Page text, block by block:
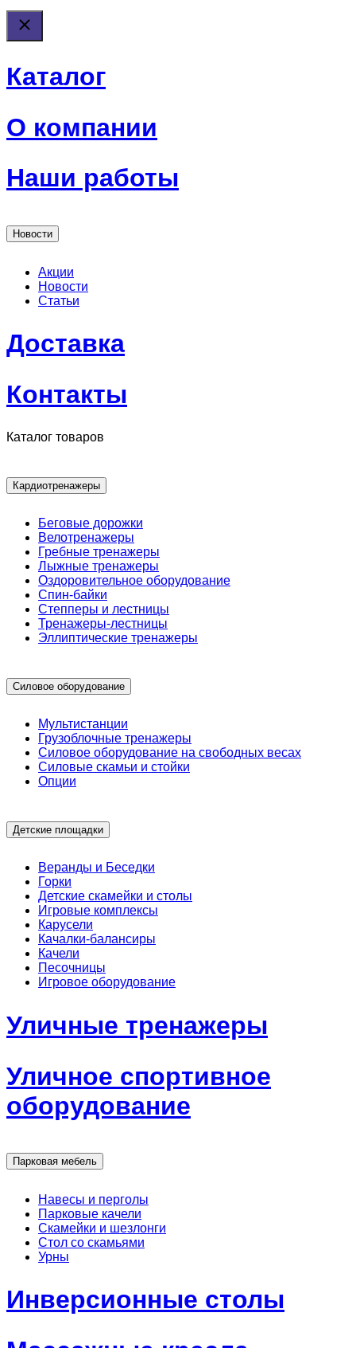
Каталог
О компании
Наши работы
Новости
Акции
Новости
Статьи
Доставка
Контакты
Каталог товаров
Кардиотренажеры
Беговые дорожки
Велотренажеры
Гребные тренажеры
Лыжные тренажеры
Оздоровительное оборудование
Спин-байки
Степперы и лестницы
Тренажеры-лестницы
Эллиптические тренажеры
Силовое оборудование
Мультистанции
Грузоблочные тренажеры
Силовое оборудование на свободных весах
Силовые скамьи и стойки
Опции
Детские площадки
Веранды и Беседки
Горки
Детские скамейки и столы
Игровые комплексы
Карусели
Качалки-балансиры
Качели
Песочницы
Игровое оборудование
Уличные тренажеры
Уличное спортивное
оборудование
Парковая мебель
Навесы и перголы
Парковые качели
Скамейки и шезлонги
Стол со скамьями
Урны
Инверсионные столы